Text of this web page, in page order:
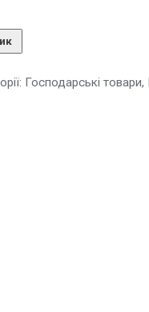
Господарські товари,